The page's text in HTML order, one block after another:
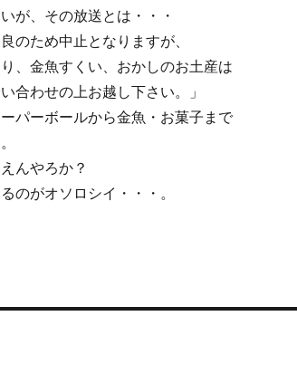
が、その放送とは・・・
のため中止となりますが、
、金魚すくい、おかしのお土産は
合わせの上お越し下さい。」
パーボールから金魚・お菓子まで
んやろか？
のがオソロシイ・・・。